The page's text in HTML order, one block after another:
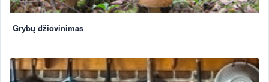
Grybų džiovinimas